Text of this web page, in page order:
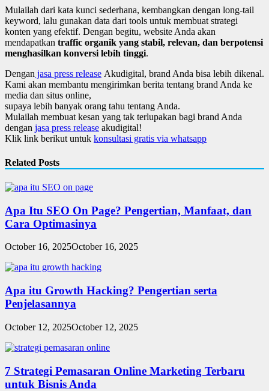
Mulailah dari kata kunci sederhana, kembangkan dengan long-tail
keyword, lalu gunakan data dari tools untuk membuat strategi
konten yang efektif. Dengan begitu, website Anda akan
mendapatkan traffic organik yang stabil, relevan, dan berpotensi
menghasilkan konversi lebih tinggi.
Dengan jasa press release Akudigital, brand Anda bisa lebih dikenal.
Kami akan membantu mengirimkan berita tentang brand Anda ke
media dan situs online,
supaya lebih banyak orang tahu tentang Anda.
Mulailah membuat kesan yang tak terlupakan bagi brand Anda
dengan jasa press release akudigital!
Klik link berikut untuk konsultasi gratis via whatsapp
Related Posts
Apa Itu SEO On Page? Pengertian, Manfaat, dan
Cara Optimasinya
October 16, 2025October 16, 2025
Apa itu Growth Hacking? Pengertian serta
Penjelasannya
October 12, 2025October 12, 2025
7 Strategi Pemasaran Online Marketing Terbaru
untuk Bisnis Anda